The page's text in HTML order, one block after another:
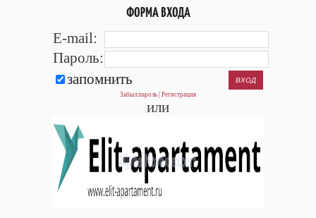
ФОРМА ВХОДА
E-mail:
Пароль:
запомнить
Забыл пароль Регистрация
или